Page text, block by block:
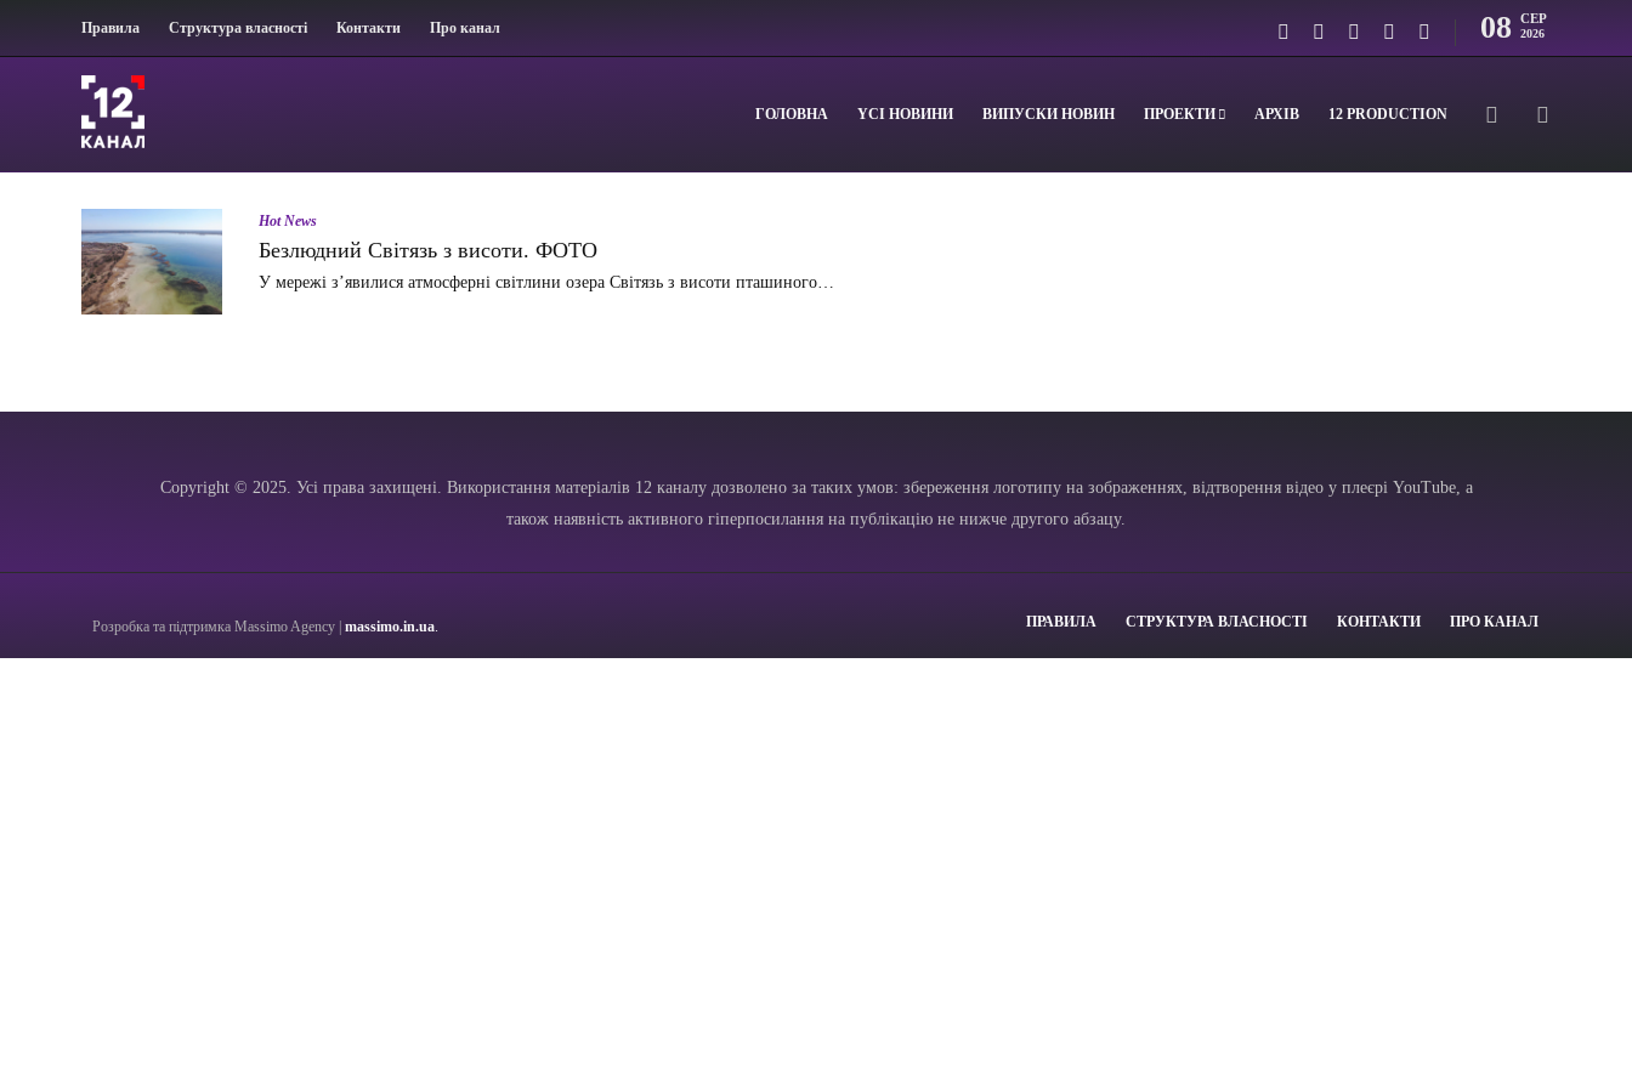
Правила Структура власності Контакти Про канал 08 СЕР
2026
ГОЛОВНА YСІ НОВИНИ ВИПУСКИ НОВИН ПРОЕКТИ АРХІВ 12 PRODUCTION
Hot News
Безлюдний Світязь з висоти. ФОТО
У мережі з’явилися атмосферні світлини озера Світязь з висоти пташиного…
Copyright © 2025. Усі права захищені. Використання матеріалів 12 каналу дозволено за таких умов: збереження логотипу на зображеннях, відтворення відео у плеєрі YouTube, а
також наявність активного гіперпосилання на публікацію не нижче другого абзацу.
Розробка та підтримка Massimo Agency |massimo.in.ua. ПРАВИЛА СТРУКТУРА ВЛАСНОСТІ КОНТАКТИ ПРО КАНАЛ